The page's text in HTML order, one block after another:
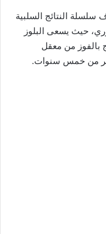
النتائج السلبية
حيث يسعى البلوز
بالفوز من معقل
من خمس سنوات.